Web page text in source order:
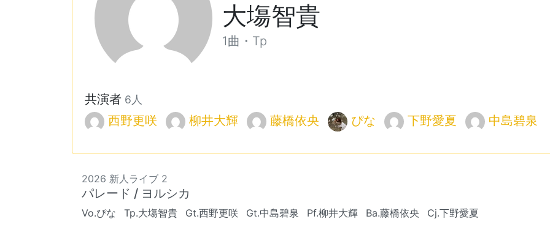
大塲智貴
1曲・Tp
共演者 6人
西野更咲 柳井大輝 藤橋依央 ぴな 下野愛夏 中島碧泉
2026 新人ライブ 2
パレード / ヨルシカ
Vo.ぴな Tp.大塲智貴 Gt.西野更咲 Gt.中島碧泉 Pf.柳井大輝 Ba.藤橋依央 Cj.下野愛夏